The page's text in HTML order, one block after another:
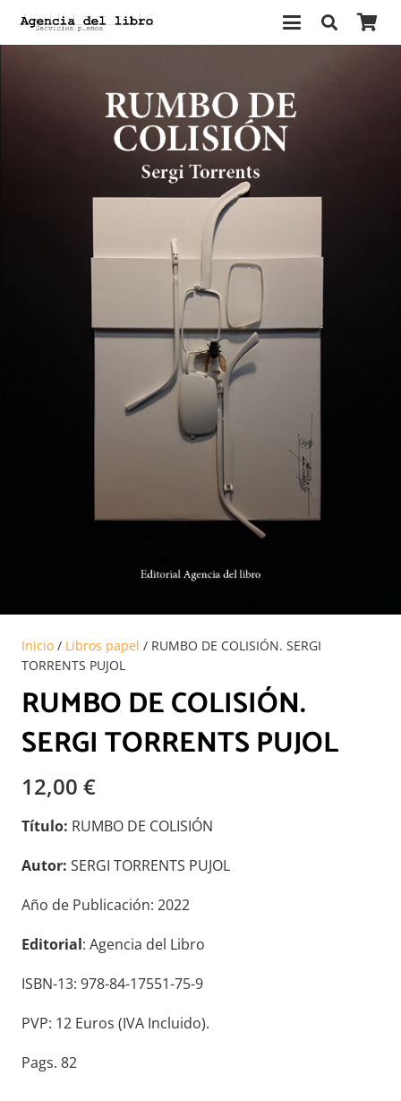
Inicio / Libros papel / RUMBO DE COLISIÓN. SERGI
TORRENTS PUJOL
RUMBO DE COLISIÓN.
SERGI TORRENTS PUJOL
12,00 €
Título: RUMBO DE COLISIÓN
Autor: SERGI TORRENTS PUJOL
Año de Publicación: 2022
Editorial: Agencia del Libro
ISBN-13: 978-84-17551-75-9
PVP: 12 Euros (IVA Incluido).
Pags. 82